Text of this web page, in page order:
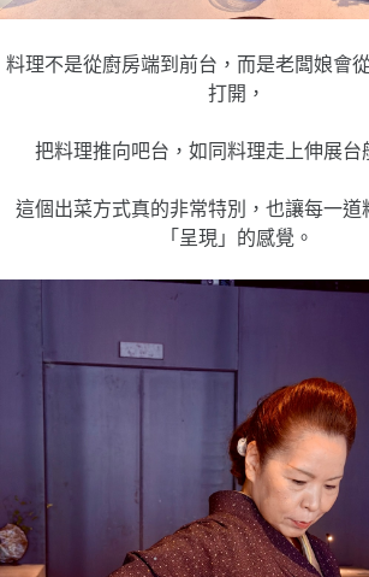
料理不是從廚房端到前台，而是老闆娘會
打開，
把料理推向吧台，如同料理走上伸展台
這個出菜方式真的非常特別，也讓每一道
「呈現」的感覺。